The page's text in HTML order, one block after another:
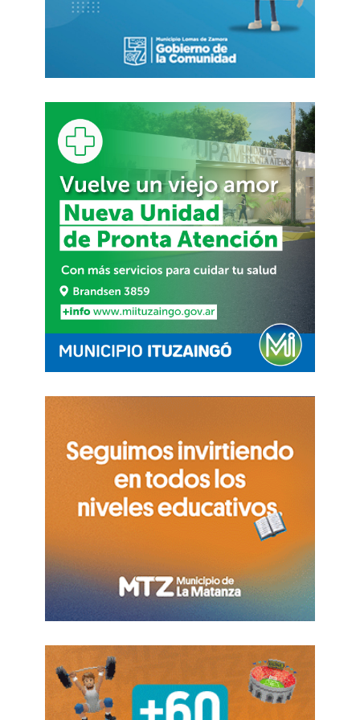
La coima sin nombre
Pero el supuesto golpe no fue lo único que
terminó bajo la lupa. Durante la charla,Milei
también habló de un empresario que habría
intentado ofrecer una coima. No dio demasiados
detalles. Tampoco nombres. El episodio quedó
suspendido en el aire, como una escena narrada
a medias.
Ahí es donde Pagano volvió a detenerse. Según
la legisladora,el relato podría encuadrar en un
posible delito de cohecho activo
FUENTE. PÁG 12